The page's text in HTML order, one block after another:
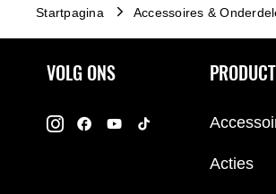
Startpagina Accessoires &
VOLG ONS
Acties